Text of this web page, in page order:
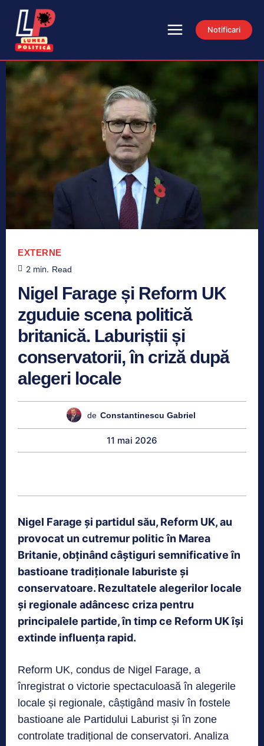
Notificari
EXTERNE
2 min. Read
Nigel Farage și Reform UK
zguduie scena politică
britanică. Laburiștii și
conservatorii, în criză după
alegeri locale
de Constantinescu Gabriel
11 mai 2026
Nigel Farage și partidul său, Reform UK, au
provocat un cutremur politic în Marea
Britanie, obținând câștiguri semnificative în
bastioane tradiționale laburiste și
conservatoare. Rezultatele alegerilor locale
și regionale adâncesc criza pentru
principalele partide, în timp ce Reform UK își
extinde influența rapid.
Reform UK, condus de Nigel Farage, a
înregistrat o victorie spectaculoasă în alegerile
locale și regionale, câștigând masiv în fostele
bastioane ale Partidului Laburist și în zone
controlate tradițional de conservatori. Analiza